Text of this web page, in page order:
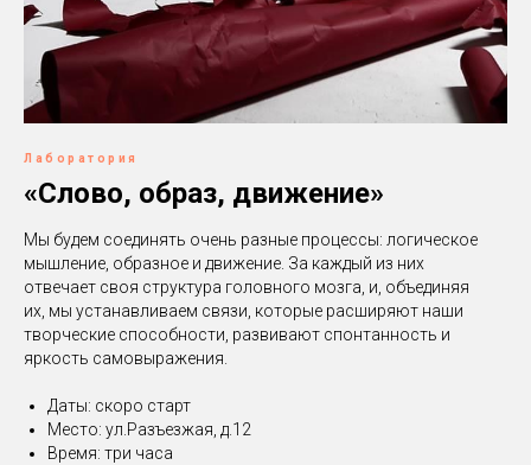
Лаборатория
«Слово, образ, движение»
Мы будем соединять очень разные процессы: логическое
мышление, образное и движение. За каждый из них
отвечает своя структура головного мозга, и, объединяя
их, мы устанавливаем связи, которые расширяют наши
творческие способности, развивают спонтанность и
яркость самовыражения.
Даты: скоро старт
Место: ул.Разъезжая, д.12
Время: три часа